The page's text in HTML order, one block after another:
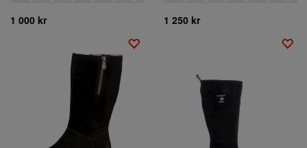
1 000 kr 1 250 kr